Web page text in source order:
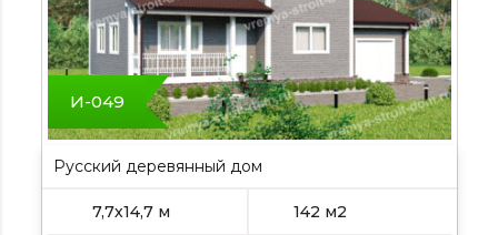
И-049
Русский деревянный дом
7,7х14,7 м 142 м2